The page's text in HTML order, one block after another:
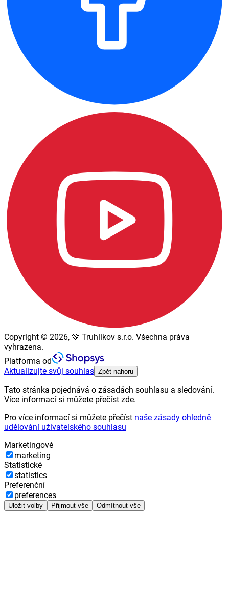
Copyright © 2026, 💚 Truhlikov s.r.o. Všechna práva
vyhrazena.
Platforma od
Aktualizujte svůj souhlas Zpět nahoru
Tato stránka pojednává o zásadách souhlasu a sledování.
Více informací si můžete přečíst zde.
Pro více informací si můžete přečíst naše zásady ohledně
udělování uživatelského souhlasu
Marketingové
marketing
Statistické
statistics
Preferenční
preferences
Uložit volby Přijmout vše Odmítnout vše